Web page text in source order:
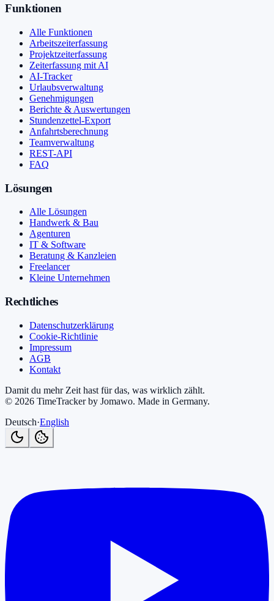
Funktionen
Alle Funktionen
Arbeitszeiterfassung
Projektzeiterfassung
Zeiterfassung mit AI
AI-Tracker
Urlaubsverwaltung
Genehmigungen
Berichte & Auswertungen
Stundenzettel-Export
Anfahrtsberechnung
Teamverwaltung
REST-API
FAQ
Lösungen
Alle Lösungen
Handwerk & Bau
Agenturen
IT & Software
Beratung & Kanzleien
Freelancer
Kleine Unternehmen
Rechtliches
Datenschutzerklärung
Cookie-Richtlinie
Impressum
AGB
Kontakt
Damit du mehr Zeit hast für das, was wirklich zählt.
© 2026 TimeTracker by Jomawo. Made in Germany.
Deutsch·English